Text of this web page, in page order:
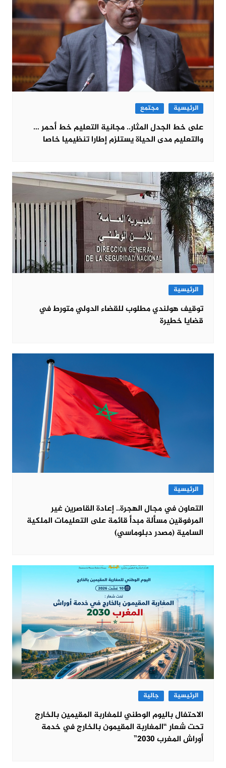
الرئيسية مجتمع
على خط الجدل المثار.. مجانية التعليم خط أحمر …
والتعليم مدى الحياة يستلزم إطارا تنظيميا خاصا
الرئيسية
توقيف هولندي مطلوب للقضاء الدولي متورط في
قضايا خطيرة
الرئيسية
التعاون في مجال الهجرة.. إعادة القاصرين غير
المرفوقين مسألة مبدأ قائمة على التعليمات الملكية
السامية (مصدر دبلوماسي)
الرئيسية جالية
الاحتفال باليوم الوطني للمغاربة المقيمين بالخارج
تحت شعار “المغاربة المقيمون بالخارج في خدمة
أوراش المغرب 2030”